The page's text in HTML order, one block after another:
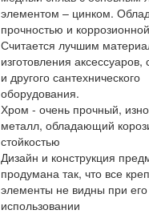
элементом – цинком.
прочностью и
Считается лучшим
изготовления аксессуаров,
и другого сантехнического
оборудования.
Хром - очень прочный,
металл, обладающий
стойкостью
Дизайн и конструкция
продумана так, что все
элементы не видны при его
использовании